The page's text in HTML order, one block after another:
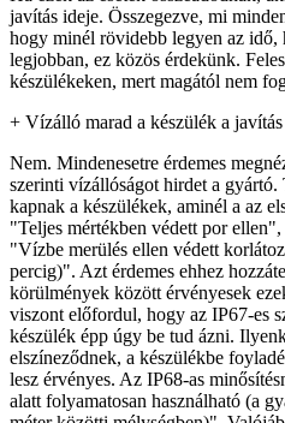
javítás ideje. Összegezve, mi
hogy minél rövidebb legyen az idő,
legjobban, ez közös érdekünk.
készülékeken, mert magától nem
+ Vízálló marad a készülék a
Nem. Mindenesetre érdemes
szerinti vízállóságot hirdet a
kapnak a készülékek, aminél a az
"Teljes mértékben védett por
"Vízbe merülés ellen védett
percig)". Azt érdemes ehhez
körülmények között érvényesek
viszont előfordul, hogy az IP67-es
készülék épp úgy be tud ázni.
elszíneződnek, a készülékbe
lesz érvényes. Az IP68-as
alatt folyamatosan használható (a